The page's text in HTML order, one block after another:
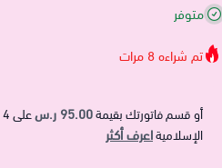
متوفر
تم شراءه8 مرات
أو قسم فاتورتك بقيمة95.00 ر.س على4
الإسلاميةاعرف أكثر